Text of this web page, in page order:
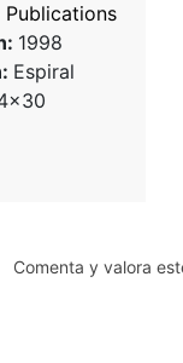
Publications
1998
Espiral
Comenta y valora